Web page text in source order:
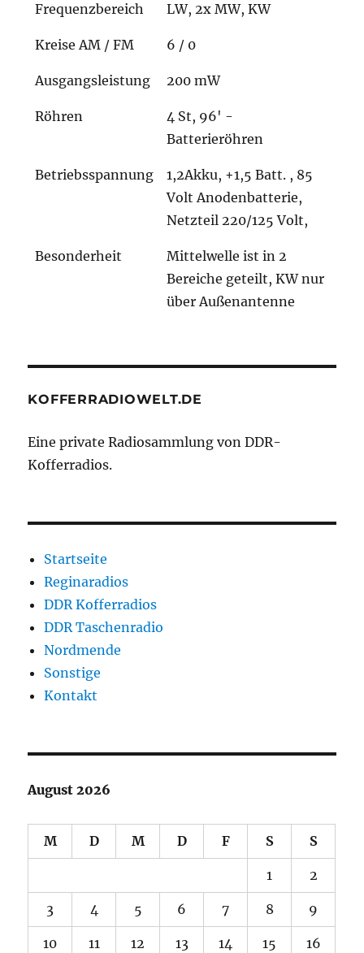
Frequenzbereich LW, 2x MW, KW
Kreise AM / FM 6 / 0
Ausgangsleistung 200 mW
Röhren
4 St, 96' -
Batterieröhren
Betriebsspannung
1,2Akku, +1,5 Batt. , 85
Volt Anodenbatterie,
Netzteil 220/125 Volt,
Besonderheit
Mittelwelle ist in 2
Bereiche geteilt, KW nur
über Außenantenne
KOFFERRADIOWELT.DE
Eine private Radiosammlung von DDR-
Kofferradios.
Startseite
Reginaradios
DDR Kofferradios
DDR Taschenradio
Nordmende
Sonstige
Kontakt
August 2026
M D M D F S S
1 2
3 4 5 6 7 8 9
10 11 12 13 14 15 16